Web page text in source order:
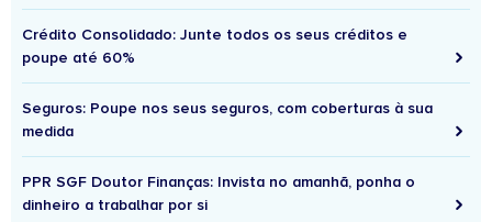
Crédito Consolidado: Junte todos os seus créditos e
poupe até 60%
Seguros: Poupe nos seus seguros, com coberturas à sua
medida
PPR SGF Doutor Finanças: Invista no amanhã, ponha o
dinheiro a trabalhar por si